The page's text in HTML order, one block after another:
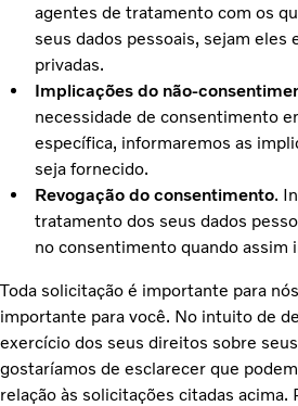
agentes de tratamento com os
seus dados pessoais, sejam eles
privadas.
Implicações do não-
necessidade de consentimento
específica, informaremos as
seja fornecido.
Revogação do consentimento.
tratamento dos seus dados
no consentimento quando assim
Toda solicitação é importante para
importante para você. No intuito de
exercício dos seus direitos sobre
gostaríamos de esclarecer que
relação às solicitações citadas acima.